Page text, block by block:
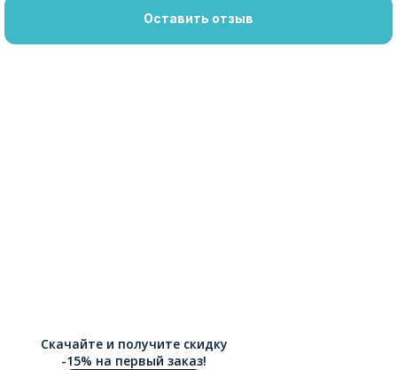
Оставить отзыв
Скачайте и получите скидку
-15% на первый заказ!